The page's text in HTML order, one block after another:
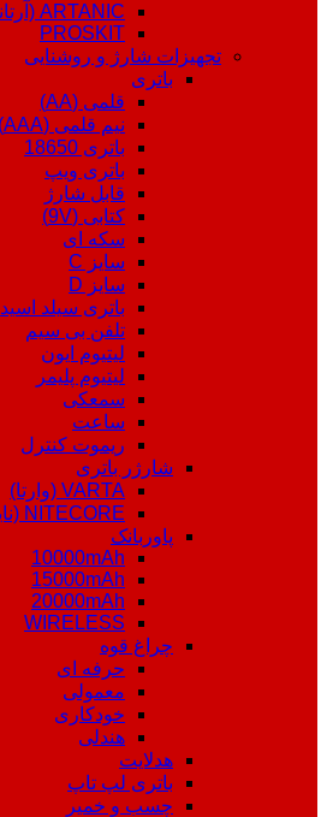
ARTANIC (آرتانیک)
PROSKIT
تجهیزات شارژ و روشنایی
باتری
قلمی (AA)
نیم قلمی (AAA)
باتری 18650
باتری ویپ
قابل شارژ
کتابی (9V)
سکه ای
سایز C
سایز D
باتری سیلد اسید
تلفن بی سیم
لیتیوم ایون
لیتیوم پلیمر
سمعکی
ساعت
ریموت کنترل
شارژر باتری
VARTA (وارتا)
NITECORE (نایتکور)
پاوربانک
10000mAh
15000mAh
20000mAh
WIRELESS
چراغ قوه
حرفه ای
معمولی
خودکاری
هندلی
هدلایت
باتری لپ تاپ
چسب و خمیر